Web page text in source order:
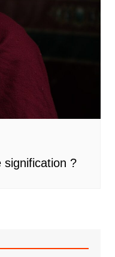
signification ?